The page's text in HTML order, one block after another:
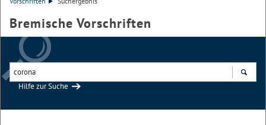
Bremische Vorschriften
Hilfe zur Suche